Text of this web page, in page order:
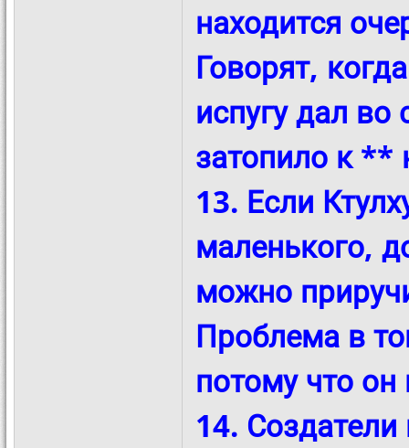
находится
Говорят,
испугу дал во
затопило к **
13. Если
маленького,
можно
Проблема в
потому что он
14.